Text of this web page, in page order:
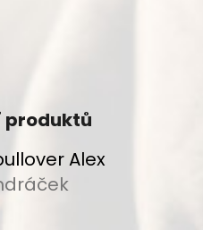
produktů
Alex
je 5 z 5 hvězdiček.